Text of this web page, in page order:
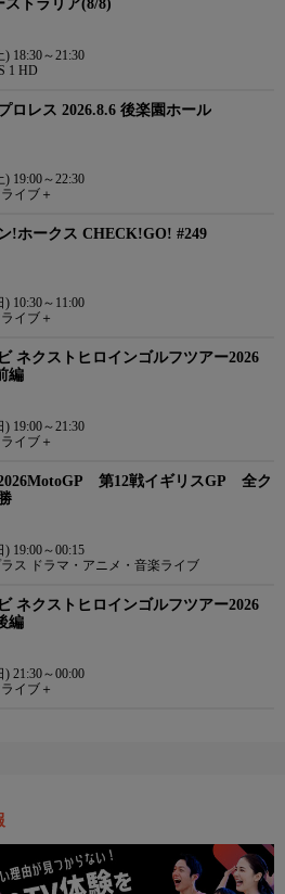
ストラリア(8/8)
) 18:30～21:30
1 HD
ロレス 2026.8.6 後楽園ホール
) 19:00～22:30
イブ＋
!ホークス CHECK!GO! #249
) 10:30～11:00
イブ＋
ネクストヒロインゴルフツアー2026
編
) 19:00～21:30
イブ＋
2026MotoGP 第12戦イギリスGP 全ク
) 19:00～00:15
ラス ドラマ・アニメ・音楽ライブ
ネクストヒロインゴルフツアー2026
編
) 21:30～00:00
イブ＋